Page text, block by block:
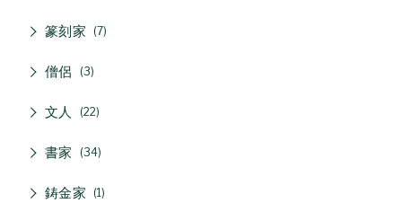
篆刻家 7
僧侶 3
文人 22
書家 34
鋳金家 1